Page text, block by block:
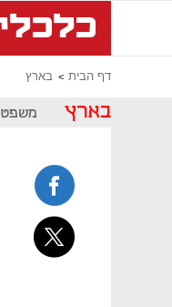
דף הבית בארץ
בארץ משפט